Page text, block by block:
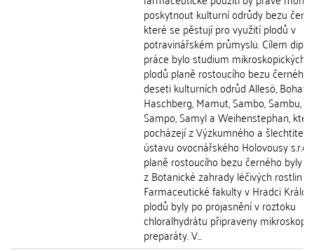
poskytnout kulturní odrůdy bezu
které se pěstují pro využití plodů v
potravinářském průmyslu. Cílem
práce bylo studium mikroskopických
plodů planě rostoucího bezu černého
deseti kulturních odrůd Allesö,
Haschberg, Mamut, Sambo, Sambu,
Sampo, Samyl a Weihenstephan,
pocházejí z Výzkumného a
ústavu ovocnářského Holovousy s.r.o.
planě rostoucího bezu černého byly
z Botanické zahrady léčivých rostlin
Farmaceutické fakulty v Hradci
plodů byly po projasnění v roztoku
chloralhydrátu připraveny
preparáty. V...